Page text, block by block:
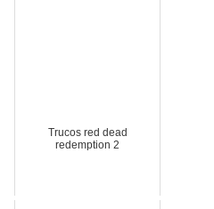
Trucos red dead
redemption 2